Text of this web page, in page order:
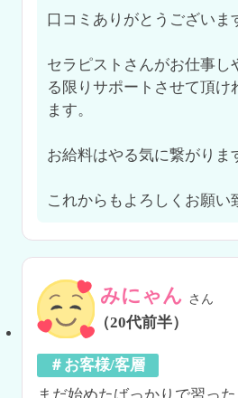
口コミありがとうございま
セラピストさんがお仕事し
る限りサポートさせて頂け
ます。
お給料はやる気に繋がりま
これからもよろしくお願い
みにゃん さん
（20代前半）
＃お客様/客層